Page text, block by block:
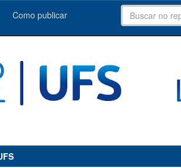
Como publicar